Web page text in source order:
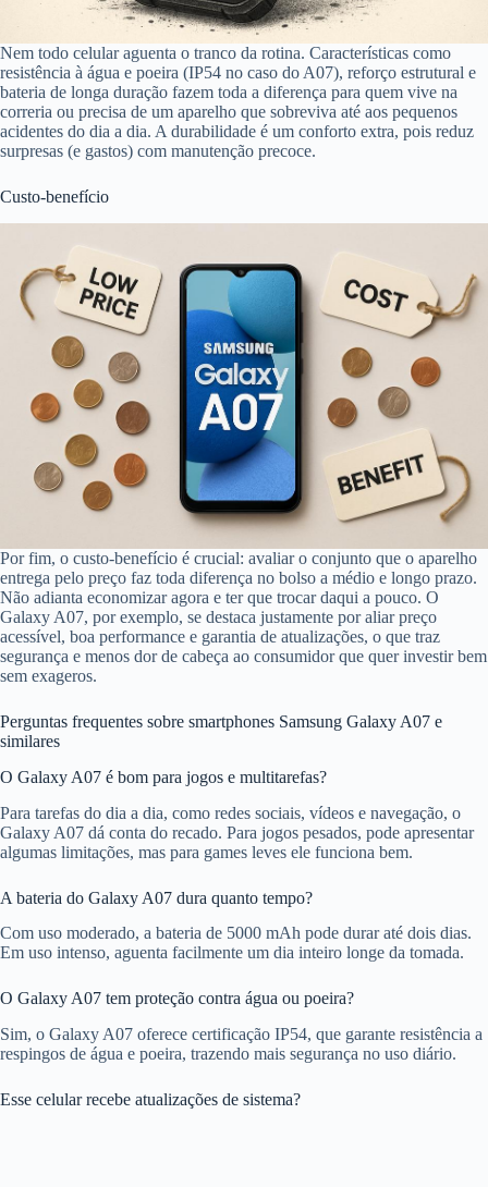
Nem todo celular aguenta o tranco da rotina. Características como
resistência à água e poeira (IP54 no caso do A07), reforço estrutural e
bateria de longa duração fazem toda a diferença para quem vive na
correria ou precisa de um aparelho que sobreviva até aos pequenos
acidentes do dia a dia. A durabilidade é um conforto extra, pois reduz
surpresas (e gastos) com manutenção precoce.
Custo-benefício
Por fim, o custo-benefício é crucial: avaliar o conjunto que o aparelho
entrega pelo preço faz toda diferença no bolso a médio e longo prazo.
Não adianta economizar agora e ter que trocar daqui a pouco. O
Galaxy A07, por exemplo, se destaca justamente por aliar preço
acessível, boa performance e garantia de atualizações, o que traz
segurança e menos dor de cabeça ao consumidor que quer investir bem
sem exageros.
Perguntas frequentes sobre smartphones Samsung Galaxy A07 e
similares
O Galaxy A07 é bom para jogos e multitarefas?
Para tarefas do dia a dia, como redes sociais, vídeos e navegação, o
Galaxy A07 dá conta do recado. Para jogos pesados, pode apresentar
algumas limitações, mas para games leves ele funciona bem.
A bateria do Galaxy A07 dura quanto tempo?
Com uso moderado, a bateria de 5000 mAh pode durar até dois dias.
Em uso intenso, aguenta facilmente um dia inteiro longe da tomada.
O Galaxy A07 tem proteção contra água ou poeira?
Sim, o Galaxy A07 oferece certificação IP54, que garante resistência a
respingos de água e poeira, trazendo mais segurança no uso diário.
Esse celular recebe atualizações de sistema?